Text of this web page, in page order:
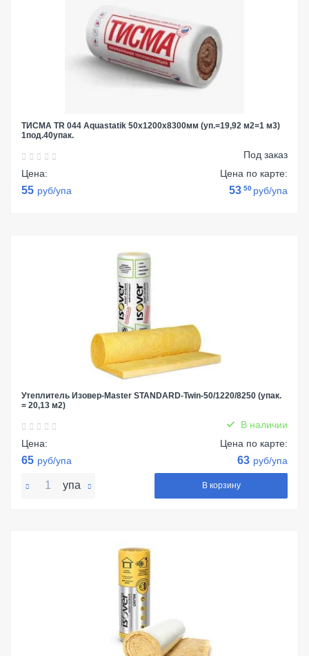
ТИСМА TR 044 Aquastatik 50х1200х8300мм (уп.=19,92 м2=1 м3)
1под.40упак.
Под заказ
Цена:
55 руб/упа
Цена по карте:
53 50 руб/упа
Утеплитель Изовер-Master STANDARD-Twin-50/1220/8250 (упак.
= 20,13 м2)
В наличии
Цена:
65 руб/упа
Цена по карте:
63 руб/упа
упа В корзину